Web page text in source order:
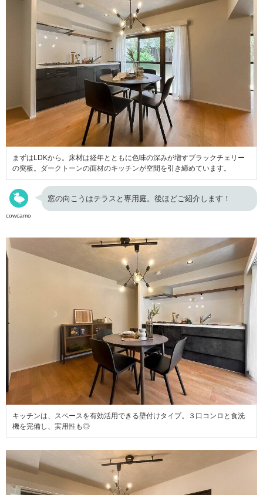
まずはLDKから。床材は経年とともに色味の深みが増すブラックチェリー
の突板。ダークトーンの面材のキッチンが空間を引き締めています。
cowcamo
窓の向こうはテラスと専用庭。後ほどご紹介します！
キッチンは、スペースを有効活用できる壁付けタイプ。３口コンロと食洗
機を完備し、実用性も◎